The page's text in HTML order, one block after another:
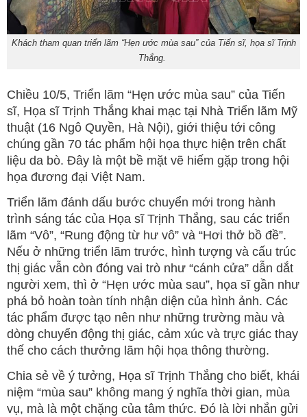
Khách tham quan triển lãm “Hẹn ước mùa sau” của Tiến sĩ, họa sĩ Trịnh
Thắng.
Chiều 10/5, Triển lãm “Hẹn ước mùa sau” của Tiến
sĩ, Họa sĩ Trịnh Thắng khai mạc tại Nhà Triển lãm Mỹ
thuật (16 Ngô Quyền, Hà Nội), giới thiệu tới công
chúng gần 70 tác phẩm hội họa thực hiện trên chất
liệu da bò. Đây là một bề mặt vẽ hiếm gặp trong hội
họa đương đại Việt Nam.
Triển lãm đánh dấu bước chuyển mới trong hành
trình sáng tác của Họa sĩ Trịnh Thắng, sau các triển
lãm “Vô”, “Rung động từ hư vô” và “Hơi thở bồ đề”.
Nếu ở những triển lãm trước, hình tượng và cấu trúc
thị giác vẫn còn đóng vai trò như “cánh cửa” dẫn dắt
người xem, thì ở “Hẹn ước mùa sau”, họa sĩ gần như
phá bỏ hoàn toàn tính nhận diện của hình ảnh. Các
tác phẩm được tạo nên như những trường màu và
dòng chuyển động thị giác, cảm xúc và trực giác thay
thế cho cách thưởng lãm hội họa thông thường.
Chia sẻ về ý tưởng, Họa sĩ Trịnh Thắng cho biết, khái
niệm “mùa sau” không mang ý nghĩa thời gian, mùa
vụ, mà là một chặng của tâm thức. Đó là lời nhắn gửi